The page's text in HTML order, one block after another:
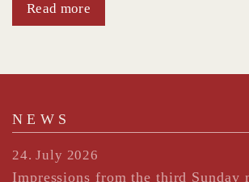
Read more
NEWS
24. July 2026
Impressions from the third Sunday